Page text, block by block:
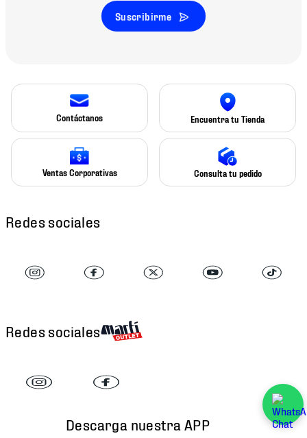
Suscribirme
Contáctanos Encuentra tu Tienda
Ventas Corporativas Consulta tu pedido
Redes sociales
Redes sociales
Descarga nuestra APP